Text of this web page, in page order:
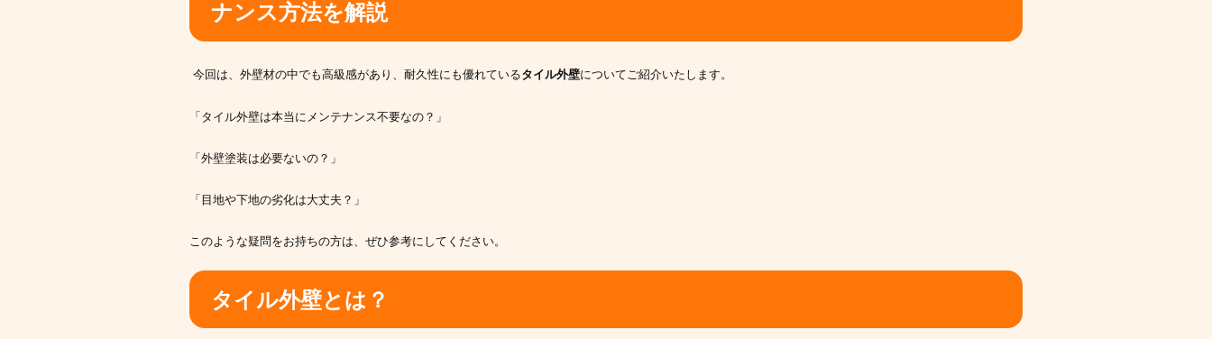
ナンス方法を解説
今回は、外壁材の中でも高級感があり、耐久性にも優れているタイル外壁についてご紹介いたします。
「タイル外壁は本当にメンテナンス不要なの？」
「外壁塗装は必要ないの？」
「目地や下地の劣化は大丈夫？」
このような疑問をお持ちの方は、ぜひ参考にしてください。
タイル外壁とは？